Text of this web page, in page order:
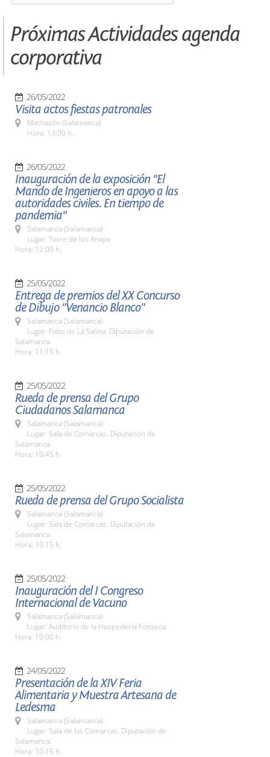
Próximas Actividades agenda
corporativa
26/05/2022
Visita actos fiestas patronales
Machacón (Salamanca)
Hora: 13:00 h.
26/05/2022
Inauguración de la exposición "El
Mando de Ingenieros en apoyo a las
autoridades civiles. En tiempo de
pandemia"
Salamanca (Salamanca)
Lugar: Torre de los Anaya
Hora: 12:00 h.
25/05/2022
Entrega de premios del XX Concurso
de Dibujo "Venancio Blanco"
Salamanca (Salamanca)
Lugar: Patio de La Salina. Diputación de
Salamanca
Hora: 11:15 h.
25/05/2022
Rueda de prensa del Grupo
Ciudadanos Salamanca
Salamanca (Salamanca)
Lugar: Sala de Comarcas. Diputación de
Salamanca
Hora: 10:45 h.
25/05/2022
Rueda de prensa del Grupo Socialista
Salamanca (Salamanca)
Lugar: Sala de Comarcas. Diputación de
Salamanca
Hora: 10:15 h.
25/05/2022
Inauguración del I Congreso
Internacional de Vacuno
Salamanca (Salamanca)
Lugar: Auditorio de la Hospedería Fonseca
Hora: 10:00 h.
24/05/2022
Presentación de la XIV Feria
Alimentaria y Muestra Artesana de
Ledesma
Salamanca (Salamanca)
Lugar: Sala de las Comarcas. Diputación de
Salamanca.
Hora: 10:15 h.